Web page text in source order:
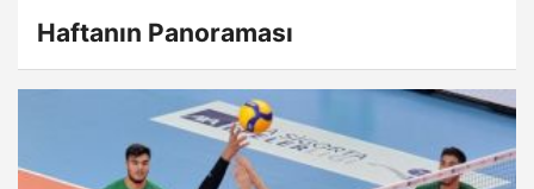
Haftanın Panoraması